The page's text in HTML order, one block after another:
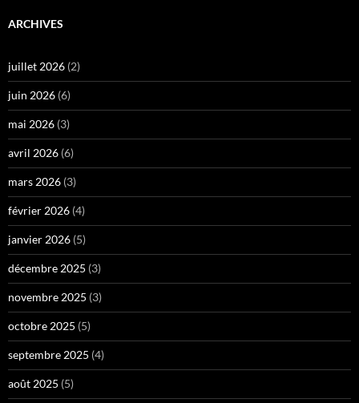
ARCHIVES
juillet 2026 (2)
juin 2026 (6)
mai 2026 (3)
avril 2026 (6)
mars 2026 (3)
février 2026 (4)
janvier 2026 (5)
décembre 2025 (3)
novembre 2025 (3)
octobre 2025 (5)
septembre 2025 (4)
août 2025 (5)